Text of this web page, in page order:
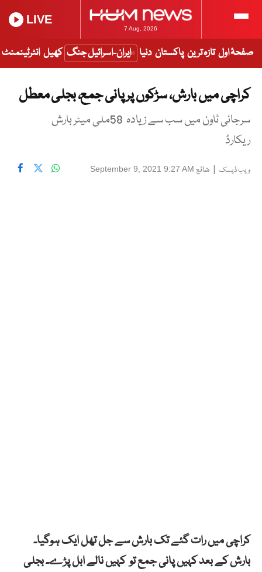
7 Aug, 2026
LIVE
صفحۂ اول تازہ ترین پاکستان دنیا ایران-اسرائیل جنگ کھیل انٹرٹینمنٹ
کراچی میں بارش، سڑکوں پر پانی جمع، بجلی معطل
سرجانی ٹاون میں سب سے زیادہ 58ملی میٹر بارش
ریکارڈ
ویب ڈیسک | شائع September 9, 2021 9:27 AM
کراچی میں رات گئے تک بارش سے جل تھل ایک ہوگیا۔
بارش کے بعد کہیں پانی جمع تو کہیں نالے ابل پڑے۔ بجلی